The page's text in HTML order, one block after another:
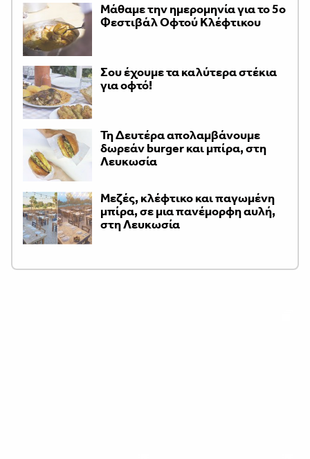
Μάθαμε την ημερομηνία για το 5ο
Φεστιβάλ Οφτού Κλέφτικου
Σου έχουμε τα καλύτερα στέκια
για οφτό!
Τη Δευτέρα απολαμβάνουμε
δωρεάν burger και μπίρα, στη
Λευκωσία
Μεζές, κλέφτικο και παγωμένη
μπίρα, σε μια πανέμορφη αυλή,
στη Λευκωσία